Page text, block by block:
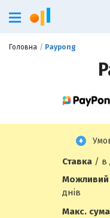
Головна Paypong
Ставка / в
Можливий
днів
Макс. сума